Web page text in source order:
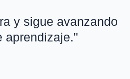
y sigue avanzando
aprendizaje."